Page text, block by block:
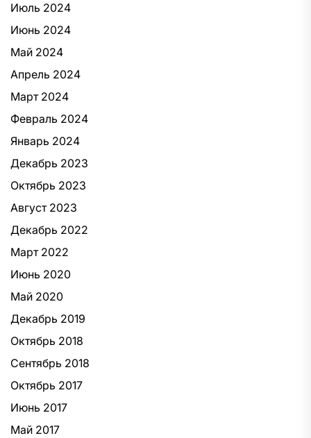
Июль 2024
Июнь 2024
Май 2024
Апрель 2024
Март 2024
Февраль 2024
Январь 2024
Декабрь 2023
Октябрь 2023
Август 2023
Декабрь 2022
Март 2022
Июнь 2020
Май 2020
Декабрь 2019
Октябрь 2018
Сентябрь 2018
Октябрь 2017
Июнь 2017
Май 2017